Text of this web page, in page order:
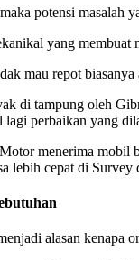
potensi masalah
yang
mau repot
di tampung oleh
lagi perbaikan yang
menerima mobil
lebih cepat di Survey
alasan kenapa